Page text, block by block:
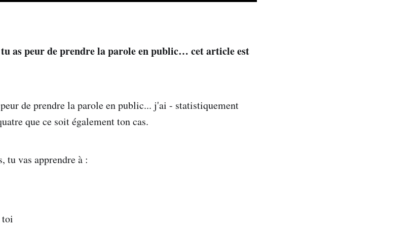
tu as peur de prendre la parole en public… cet article est
de prendre la parole en public... j'ai - statistiquement
que ce soit également ton cas.
tu vas apprendre à :
toi